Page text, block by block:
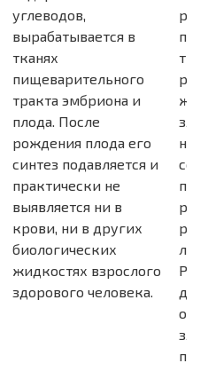
углеводов,
вырабатывается в
тканях
пищеварительного
тракта эмбриона и
плода. После
рождения плода его
синтез подавляется и
практически не
выявляется ни в
крови, ни в других
биологических
жидкостях взрослого
здорового человека.
РЭА